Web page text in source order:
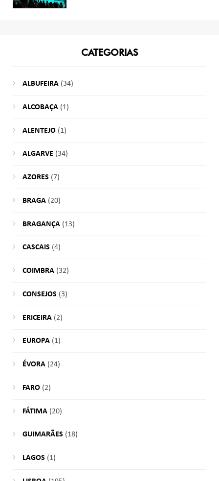
CATEGORIAS
ALBUFEIRA(34)
ALCOBAÇA(1)
ALENTEJO(1)
ALGARVE (34)
AZORES (7)
BRAGA(20)
BRAGANÇA(13)
CASCAIS (4)
COIMBRA(32)
CONSEJOS (3)
ERICEIRA(2)
EUROPA(1)
ÉVORA(24)
FARO(2)
FÁTIMA(20)
GUIMARÃES (18)
LAGOS (1)